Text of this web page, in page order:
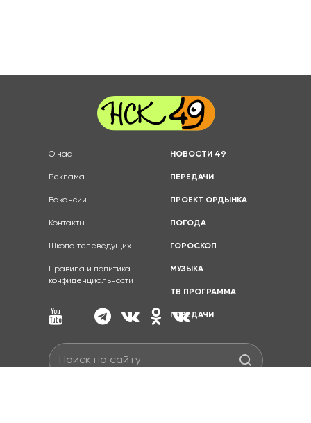
О нас
Реклама
Вакансии
Контакты
Школа телеведущих
Правила и политика
конфиденциальности
НОВОСТИ 49
ПЕРЕДАЧИ
ПРОЕКТ ОРДЫНКА
ПОГОДА
ГОРОСКОП
МУЗЫКА
ТВ ПРОГРАММА
ПЕРЕДАЧИ